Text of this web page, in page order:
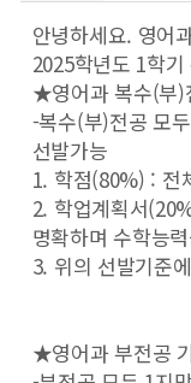
안녕하세요. 영어
2025학년도 1학
★영어과 복수(부)
-복수(부)전공 모
선발가능
1. 학점(80%) : 전
2. 학업계획서
명확하며 수학능
3. 위의 선발기준
★영어과 부전공